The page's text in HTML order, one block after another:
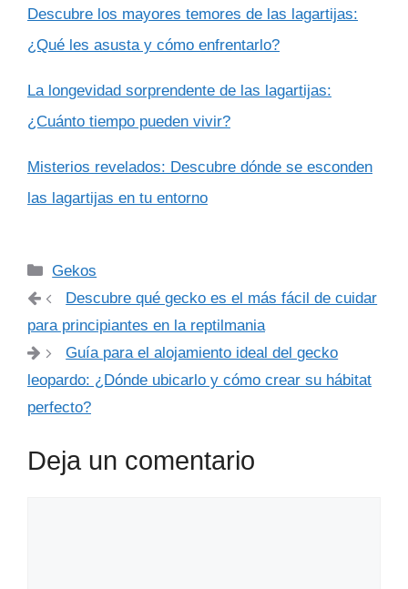
Descubre los mayores temores de las lagartijas:
¿Qué les asusta y cómo enfrentarlo?
La longevidad sorprendente de las lagartijas:
¿Cuánto tiempo pueden vivir?
Misterios revelados: Descubre dónde se esconden
las lagartijas en tu entorno
Categorías
Gekos
Descubre qué gecko es el más fácil de cuidar
para principiantes en la reptilmania
Guía para el alojamiento ideal del gecko
leopardo: ¿Dónde ubicarlo y cómo crear su hábitat
perfecto?
Deja un comentario